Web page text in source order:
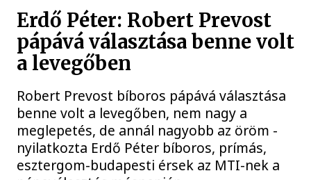
Erdő Péter: Robert Prevost
pápává választása benne volt
a levegőben
Robert Prevost bíboros pápává választása
benne volt a levegőben, nem nagy a
meglepetés, de annál nagyobb az öröm -
nyilatkozta Erdő Péter bíboros, prímás,
esztergom-budapesti érsek az MTI-nek a